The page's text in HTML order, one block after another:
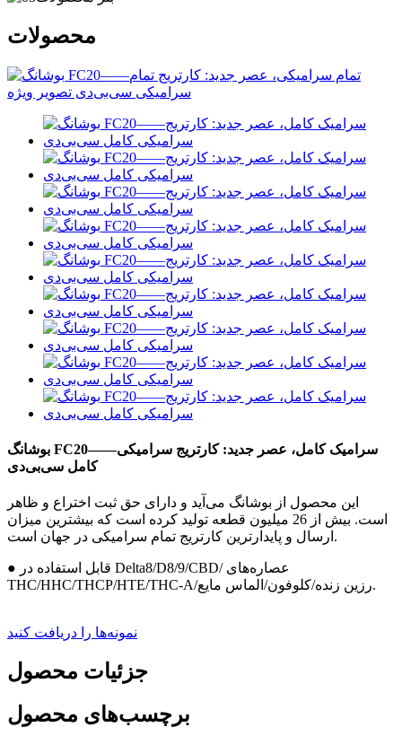
محصولات
بوشانگ FC20——سرامیک کامل، عصر جدید: کارتریج سرامیکی
کامل سی‌بی‌دی
این محصول از بوشانگ می‌آید و دارای حق ثبت اختراع و ظاهر
است. بیش از 26 میلیون قطعه تولید کرده است که بیشترین میزان
ارسال و پایدارترین کارتریج تمام سرامیکی در جهان است.
● قابل استفاده در Delta8/D8/9/CBD/ عصاره‌های
THC/HHC/THCP/HTE/THC-A/رزین زنده/کلوفون/الماس مایع.
نمونه‌ها را دریافت کنید
جزئیات محصول
برچسب‌های محصول